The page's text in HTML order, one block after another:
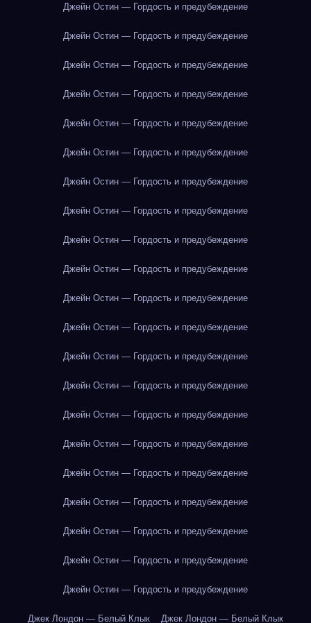
Джейн Остин — Гордость и предубеждение
Джейн Остин — Гордость и предубеждение
Джейн Остин — Гордость и предубеждение
Джейн Остин — Гордость и предубеждение
Джейн Остин — Гордость и предубеждение
Джейн Остин — Гордость и предубеждение
Джейн Остин — Гордость и предубеждение
Джейн Остин — Гордость и предубеждение
Джейн Остин — Гордость и предубеждение
Джейн Остин — Гордость и предубеждение
Джейн Остин — Гордость и предубеждение
Джейн Остин — Гордость и предубеждение
Джейн Остин — Гордость и предубеждение
Джейн Остин — Гордость и предубеждение
Джейн Остин — Гордость и предубеждение
Джейн Остин — Гордость и предубеждение
Джейн Остин — Гордость и предубеждение
Джейн Остин — Гордость и предубеждение
Джейн Остин — Гордость и предубеждение
Джейн Остин — Гордость и предубеждение
Джейн Остин — Гордость и предубеждение
Джек Лондон — Белый Клык Джек Лондон — Белый Клык